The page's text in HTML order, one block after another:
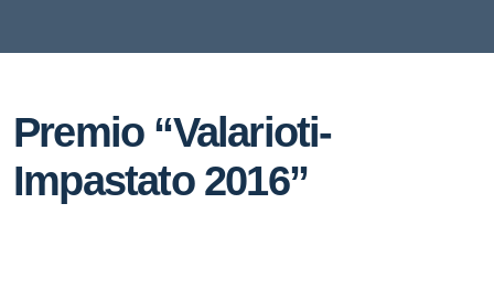
Premio “Valarioti-
Impastato 2016”